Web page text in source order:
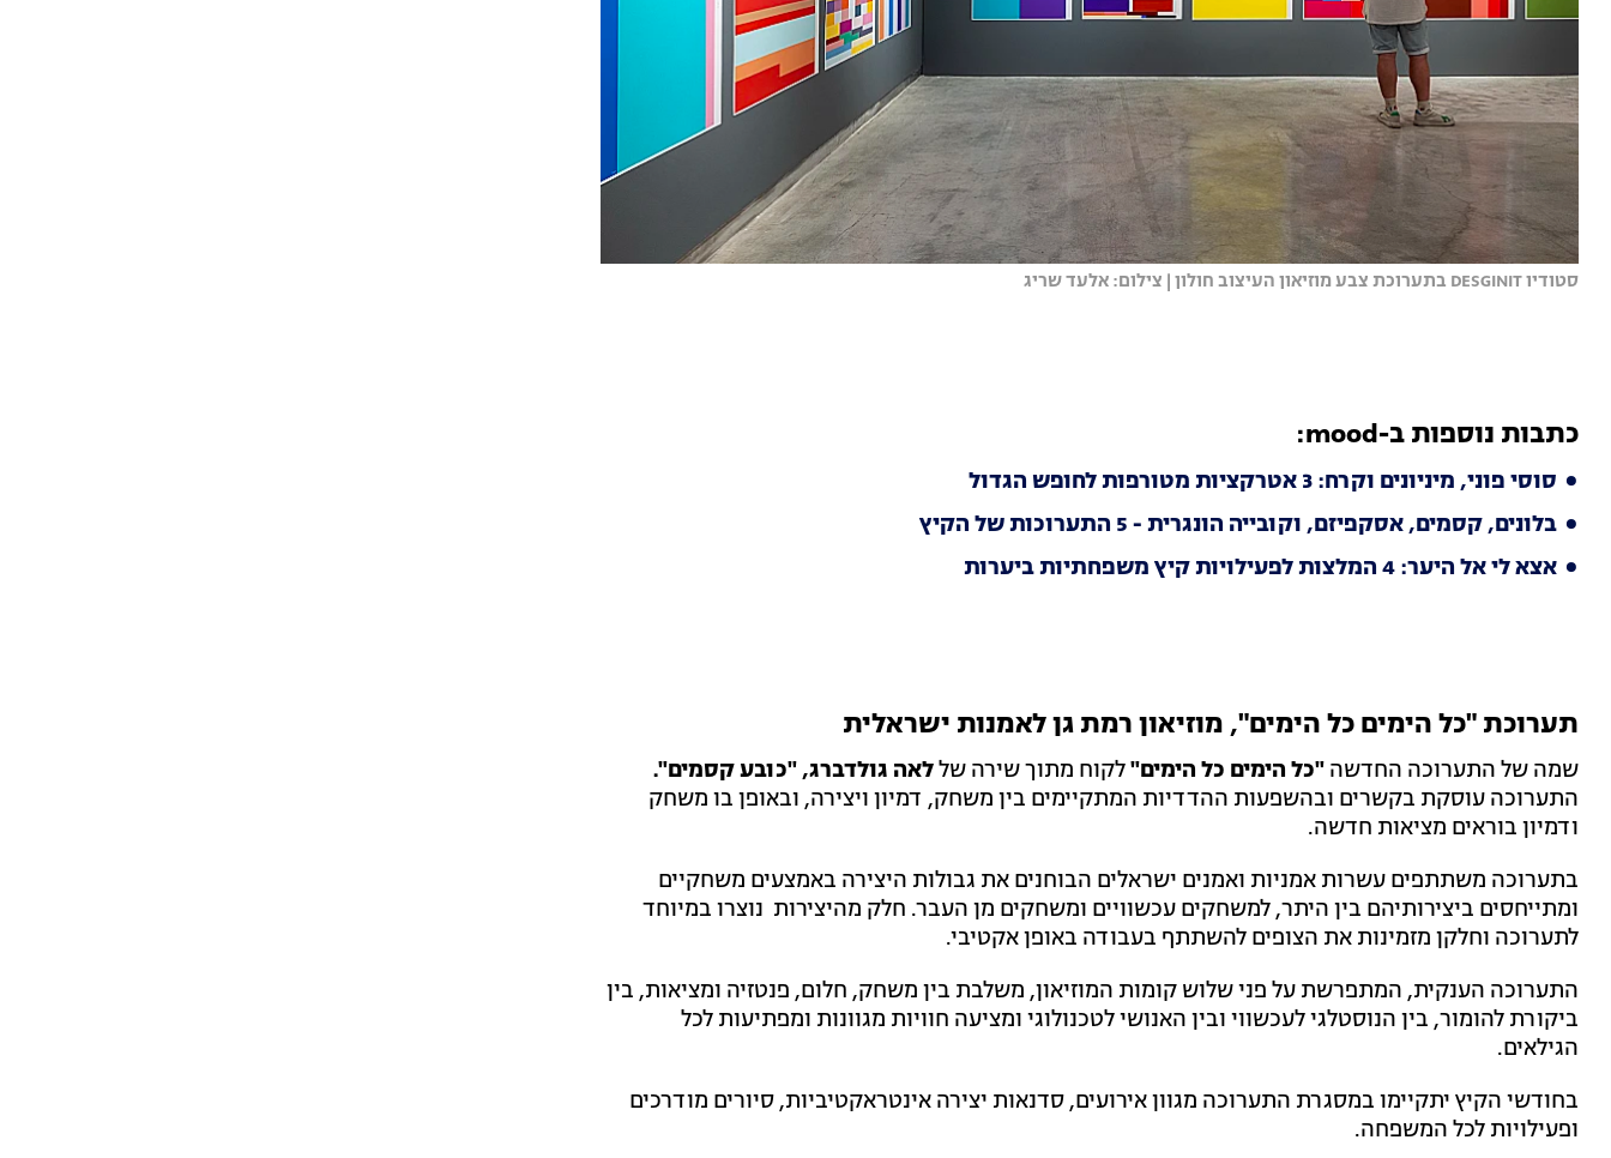
סטודיו DESGINIT בתערוכת צבע מוזיאון העיצוב חולון | צילום: אלעד שריג
כתבות נוספות ב-mood:
סוסי פוני, מיניונים וקרח: 3 אטרקציות מטורפות לחופש הגדול
בלונים, קסמים, אסקפיזם, וקובייה הונגרית - 5 התערוכות של הקיץ
אצא לי אל היער: 4 המלצות לפעילויות קיץ משפחתיות ביערות
תערוכת "כל הימים כל הימים", מוזיאון רמת גן לאמנות ישראלית
שמה של התערוכה החדשה "כל הימים כל הימים"לקוח מתוך שירה שללאה גולדברג, "כובע קסמים".
התערוכה עוסקת בקשרים ובהשפעות ההדדיות המתקיימים בין משחק, דמיון ויצירה, ובאופן בו משחק
ודמיון בוראים מציאות חדשה.
בתערוכה משתתפים עשרות אמניות ואמנים ישראלים הבוחנים את גבולות היצירה באמצעים משחקיים
ומתייחסים ביצירותיהם בין היתר, למשחקים עכשוויים ומשחקים מן העבר. חלק מהיצירות נוצרו במיוחד
לתערוכה וחלקן מזמינות את הצופים להשתתף בעבודה באופן אקטיבי.
התערוכה הענקית, המתפרשת על פני שלוש קומות המוזיאון, משלבת בין משחק, חלום, פנטזיה ומציאות, בין
ביקורת להומור, בין הנוסטלגי לעכשווי ובין האנושי לטכנולוגי ומציעה חוויות מגוונות ומפתיעות לכל
הגילאים.
בחודשי הקיץ יתקיימו במסגרת התערוכה מגוון אירועים, סדנאות יצירה אינטראקטיביות, סיורים מודרכים
ופעילויות לכל המשפחה.